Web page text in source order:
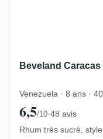
Beveland
Venezuela · 8 ans ·
6,5/10·48 avis
Rhum très sucré,